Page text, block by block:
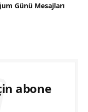
Günü Mesajları
abone